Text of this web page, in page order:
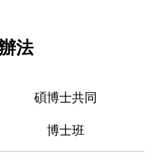
法
碩博士共同
博士班